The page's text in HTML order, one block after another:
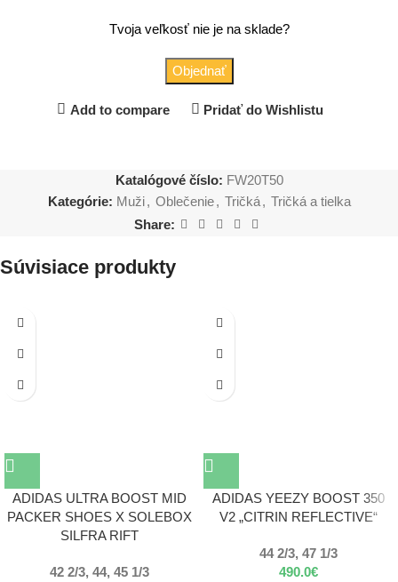
Tvoja veľkosť nie je na sklade?
Objednať
Add to compare Pridať do Wishlistu
Katalógové číslo: FW20T50
Kategórie: Muži , Oblečenie , Tričká , Tričká a tielka
Share:
Súvisiace produkty
ADIDAS ULTRA BOOST MID
PACKER SHOES X SOLEBOX
SILFRA RIFT
42 2/3, 44, 45 1/3
ADIDAS YEEZY BOOST 350
V2 „CITRIN REFLECTIVE“
44 2/3, 47 1/3
490.0€